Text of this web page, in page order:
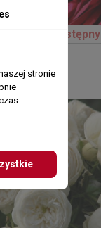
niedostępny
stronie